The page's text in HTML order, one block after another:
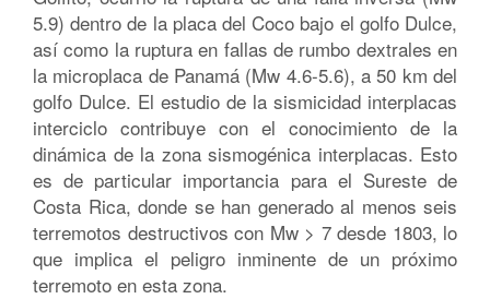
5.9) dentro de la placa del Coco bajo el golfo Dulce,
así como la ruptura en fallas de rumbo dextrales en
la microplaca de Panamá (Mw 4.6-5.6), a 50 km del
golfo Dulce. El estudio de la sismicidad interplacas
interciclo contribuye con el conocimiento de la
dinámica de la zona sismogénica interplacas. Esto
es de particular importancia para el Sureste de
Costa Rica, donde se han generado al menos seis
terremotos destructivos con Mw > 7 desde 1803, lo
que implica el peligro inminente de un próximo
terremoto en esta zona.